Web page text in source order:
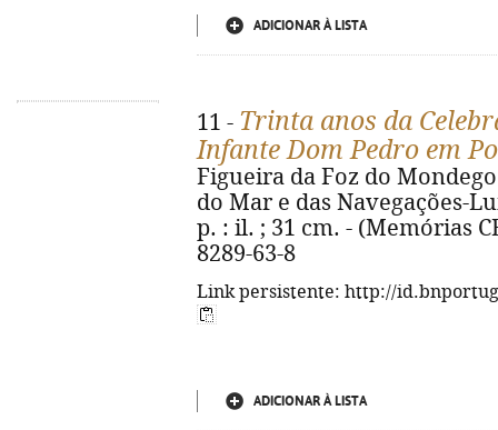
ADICIONAR À LISTA
11 - Trinta anos da
Infante Dom Pedro em
Figueira da Foz do
do Mar e das Navegações-
p. : il. ; 31 cm. - (Memórias
8289-63-8
Link persistente: http://
ADICIONAR À LISTA